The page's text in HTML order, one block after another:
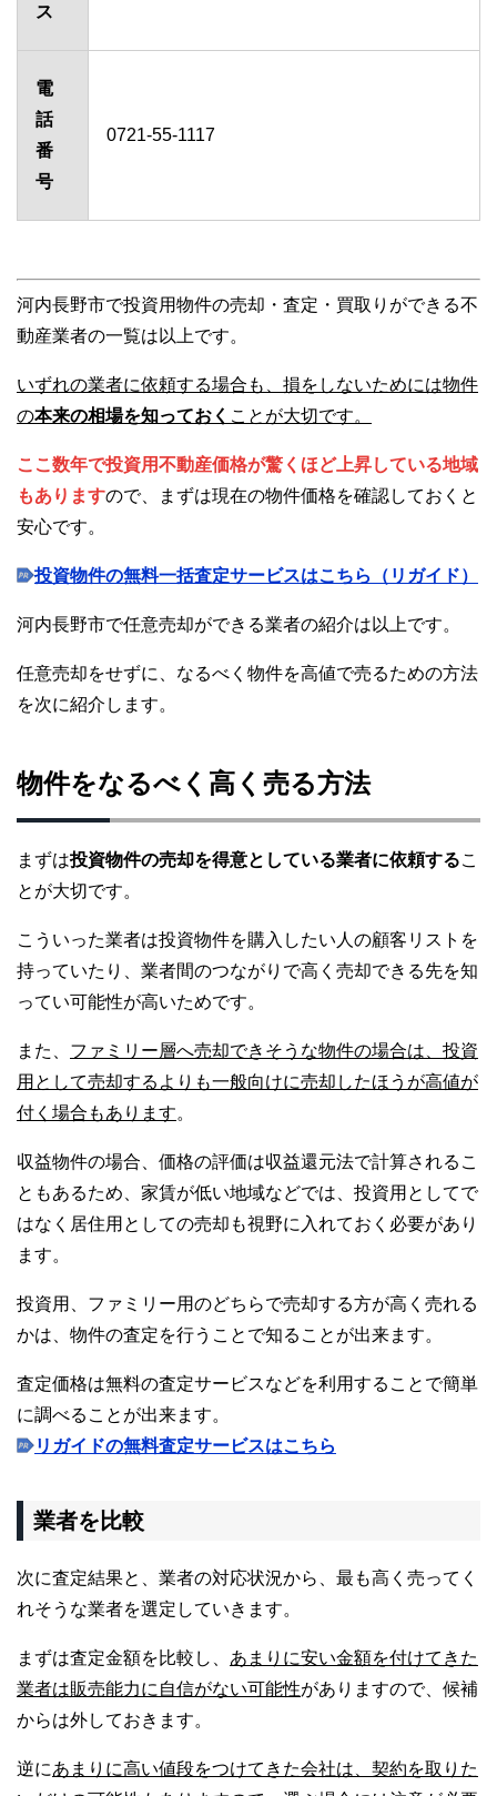
ス
電
話
番
号
0721-55-1117
河内長野市で投資用物件の売却・査定・買取りができる不
動産業者の一覧は以上です。
いずれの業者に依頼する場合も、損をしないためには物件
の本来の相場を知っておく ことが大切です。
ここ数年で投資用不動産価格が驚くほど上昇している地域
もありますので、まずは現在の物件価格を確認しておくと
安心です。
投資物件の無料一括査定サービスはこちら（リガイド）
河内長野市で任意売却ができる業者の紹介は以上です。
任意売却をせずに、なるべく物件を高値で売るための方法
を次に紹介します。
物件をなるべく高く売る方法
まずは投資物件の売却を得意としている業者に依頼するこ
とが大切です。
こういった業者は投資物件を購入したい人の顧客リストを
持っていたり、業者間のつながりで高く売却できる先を知
ってい可能性が高いためです。
また、 ファミリー層へ売却できそうな物件の場合は、投資
用として売却するよりも一般向けに売却したほうが高値が
付く場合もあります。
収益物件の場合、価格の評価は収益還元法で計算されるこ
ともあるため、家賃が低い地域などでは、投資用としてで
はなく居住用としての売却も視野に入れておく必要があり
ます。
投資用、ファミリー用のどちらで売却する方が高く売れる
かは、物件の査定を行うことで知ることが出来ます。
査定価格は無料の査定サービスなどを利用することで簡単
に調べることが出来ます。
リガイドの無料査定サービスはこちら
業者を比較
次に査定結果と、業者の対応状況から、最も高く売ってく
れそうな業者を選定していきます。
まずは査定金額を比較し、 あまりに安い金額を付けてきた
業者は販売能力に自信がない可能性がありますので、候補
からは外しておきます。
逆にあまりに高い値段をつけてきた会社は、契約を取りた